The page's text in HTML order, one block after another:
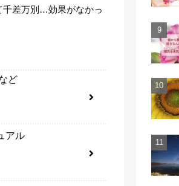
千差万別…効果がなかっ
ど
アル